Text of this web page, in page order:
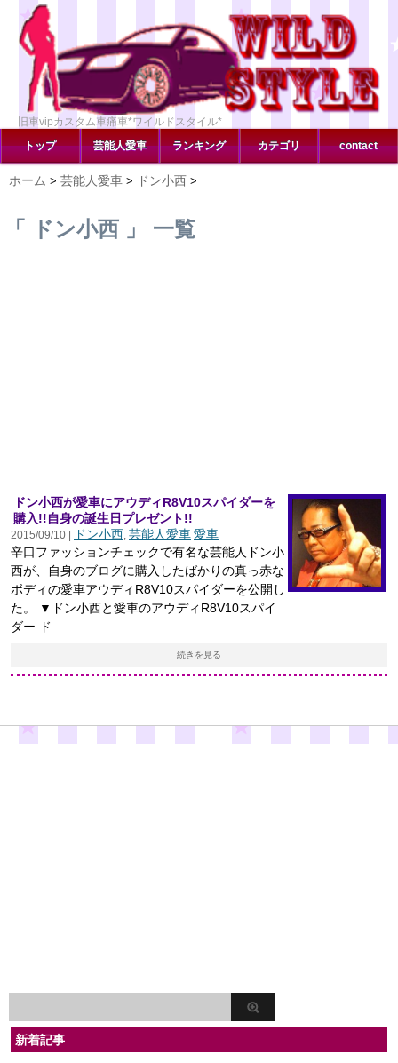
旧車vipカスタム車痛車*ワイルドスタイル*
トップ
芸能人愛車 ランキング カテゴリ contact
ホーム > 芸能人愛車 > ドン小西 >
「 ドン小西 」 一覧
ドン小西が愛車にアウディR8V10スパイダーを
購入!!自身の誕生日プレゼント!!
2015/09/10 | ドン小西, 芸能人愛車愛車
辛口ファッションチェックで有名な芸能人ドン小
西が、自身のブログに購入したばかりの真っ赤な
ボディの愛車アウディR8V10スパイダーを公開し
た。 ▼ドン小西と愛車のアウディR8V10スパイ
ダー ド
続きを見る
新着記事